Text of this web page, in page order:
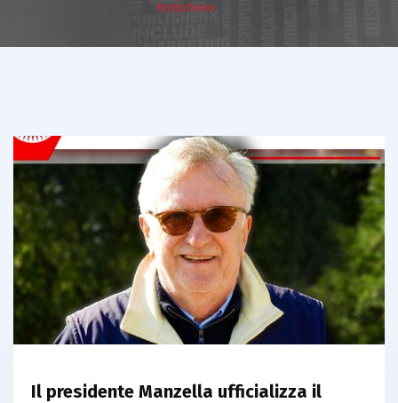
Rottofreno
Il presidente Manzella ufficializza il